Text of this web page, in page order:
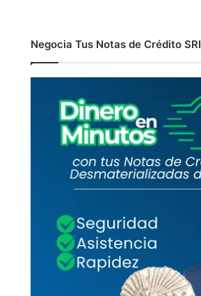
Negocia Tus Notas de Crédito SRI